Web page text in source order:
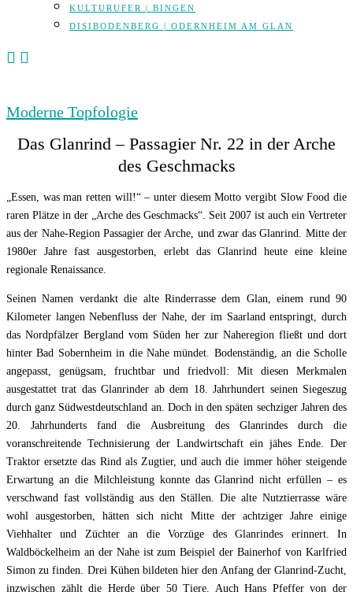
KULTURUFER | BINGEN
DISIBODENBERG | ODERNHEIM AM GLAN
Moderne Topfologie
Das Glanrind – Passagier Nr. 22 in der Arche
des Geschmacks
„Essen, was man retten will!“ – unter diesem Motto vergibt Slow Food die
raren Plätze in der „Arche des Geschmacks“. Seit 2007 ist auch ein Vertreter
aus der Nahe-Region Passagier der Arche, und zwar das Glanrind. Mitte der
1980er Jahre fast ausgestorben, erlebt das Glanrind heute eine kleine
regionale Renaissance.
Seinen Namen verdankt die alte Rinderrasse dem Glan, einem rund 90
Kilometer langen Nebenfluss der Nahe, der im Saarland entspringt, durch
das Nordpfälzer Bergland vom Süden her zur Naheregion fließt und dort
hinter Bad Sobernheim in die Nahe mündet. Bodenständig, an die Scholle
angepasst, genügsam, fruchtbar und friedvoll: Mit diesen Merkmalen
ausgestattet trat das Glanrinder ab dem 18. Jahrhundert seinen Siegeszug
durch ganz Südwestdeutschland an. Doch in den späten sechziger Jahren des
20. Jahrhunderts fand die Ausbreitung des Glanrindes durch die
voranschreitende Technisierung der Landwirtschaft ein jähes Ende. Der
Traktor ersetzte das Rind als Zugtier, und auch die immer höher steigende
Erwartung an die Milchleistung konnte das Glanrind nicht erfüllen – es
verschwand fast vollständig aus den Ställen. Die alte Nutztierrasse wäre
wohl ausgestorben, hätten sich nicht Mitte der achtziger Jahre einige
Viehhalter und Züchter an die Vorzüge des Glanrindes erinnert. In
Waldböckelheim an der Nahe ist zum Beispiel der Bainerhof von Karlfried
Simon zu finden. Drei Kühen bildeten hier den Anfang der Glanrind-Zucht,
inzwischen zählt die Herde über 50 Tiere. Auch Hans Pfeffer von der